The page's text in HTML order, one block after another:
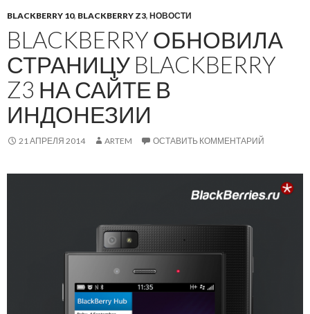
BLACKBERRY 10, BLACKBERRY Z3, НОВОСТИ
BLACKBERRY ОБНОВИЛА
СТРАНИЦУ BLACKBERRY
Z3 НА САЙТЕ В
ИНДОНЕЗИИ
21 АПРЕЛЯ 2014 ARTEM ОСТАВИТЬ КОММЕНТАРИЙ